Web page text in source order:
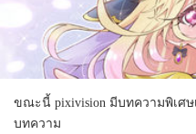
ขณะนี้ pixivision มีบทความพิเศษ
บทความ